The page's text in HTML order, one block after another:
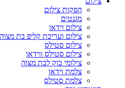
הפקות צילום
מגנטים
צילום וידאו
צילום ועריכת קליפ בת מצוה
צילום סטילס
צילום סטילס ווידאו
צילומי בוק לבת מצוה
צלמת וידאו
צלמת סטילס